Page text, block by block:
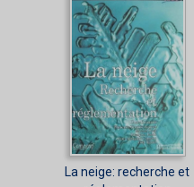
La neige: recherche et